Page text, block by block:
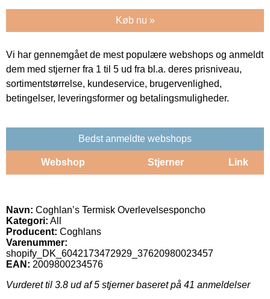
Køb nu »
Vi har gennemgået de mest populære webshops og anmeldt
dem med stjerner fra 1 til 5 ud fra bl.a. deres prisniveau,
sortimentstørrelse, kundeservice, brugervenlighed,
betingelser, leveringsformer og betalingsmuligheder.
Bedst anmeldte webshops
Webshop Stjerner Link
Navn: Coghlan’s Termisk Overlevelsesponcho
Kategori: All
Producent: Coghlans
Varenummer:
shopify_DK_6042173472929_37620980023457
EAN: 2009800234576
Vurderet til 3.8 ud af 5 stjerner baseret på 41 anmeldelser